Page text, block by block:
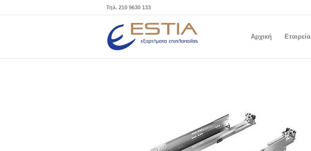
Τηλ. 210 9630 133
Αρχική Εταιρεία